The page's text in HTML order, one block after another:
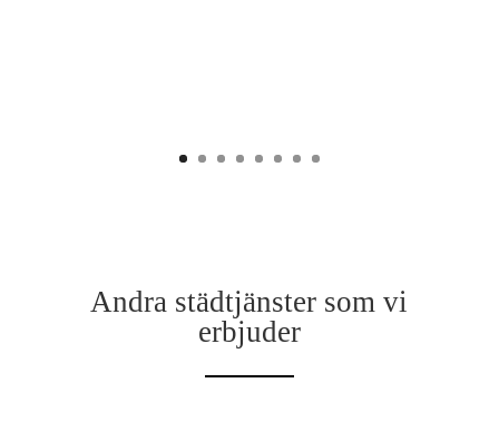
Andra städtjänster som vi
erbjuder